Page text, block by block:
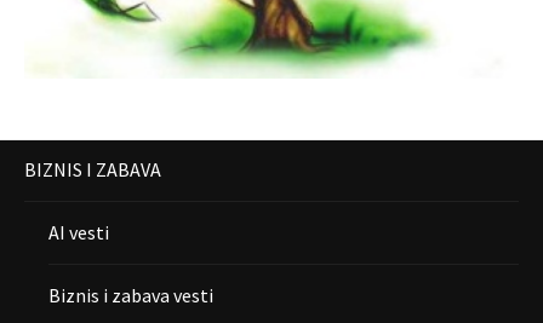
BIZNIS I ZABAVA
AI vesti
Biznis i zabava vesti